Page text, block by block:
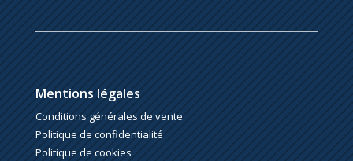
Mentions légales
Conditions générales de vente
Politique de confidentialité
Politique de cookies